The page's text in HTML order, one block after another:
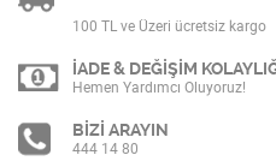
100 TL ve Üzeri ücretsiz kargo
İADE & DEĞİŞİM
Hemen Yardımcı Oluyoruz!
BİZİ ARAYIN
444 14 80